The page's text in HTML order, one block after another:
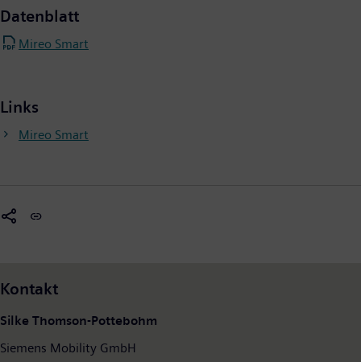
Datenblatt
Mireo Smart
Links
Mireo Smart
Kontakt
Silke Thomson-Pottebohm
Siemens Mobility GmbH